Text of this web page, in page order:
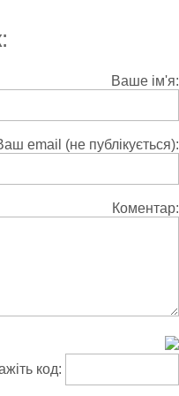
Ваше ім'я:
email (не публікується):
Коментар:
код: